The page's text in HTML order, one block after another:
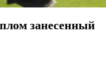
занесенный